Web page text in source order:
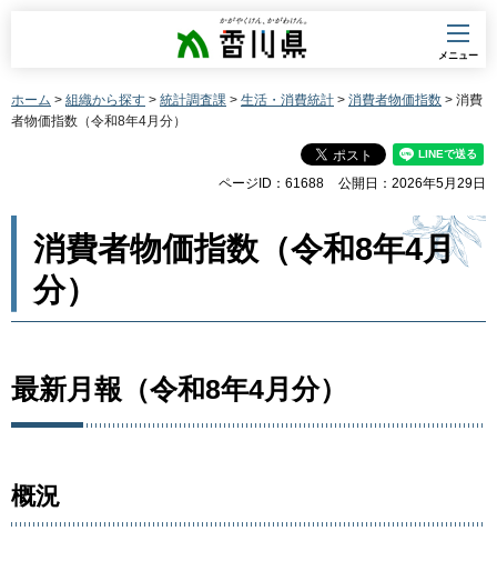
香川県
メニュー
ホーム > 組織から探す > 統計調査課 > 生活・消費統計 > 消費者物価指数 > 消費
者物価指数（令和8年4月分）
ページID：61688 公開日：2026年5月29日
消費者物価指数（令和8年4月
分）
最新月報（令和8年4月分）
概況